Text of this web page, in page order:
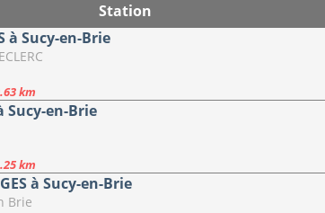
Station
à Sucy-en-Brie
km
Sucy-en-Brie
km
à Sucy-en-Brie
Brie